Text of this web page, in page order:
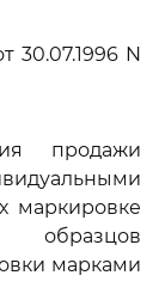
30.07.1996 N
продажи
маркировке
марками